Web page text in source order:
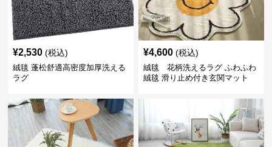
¥2,530 (税込)
絨毯 蓬松舒適高密度加厚洗える
ラグ
¥4,600 (税込)
絨毯 花柄洗えるラグ ふわふわ
絨毯 滑り止め付き玄関マット